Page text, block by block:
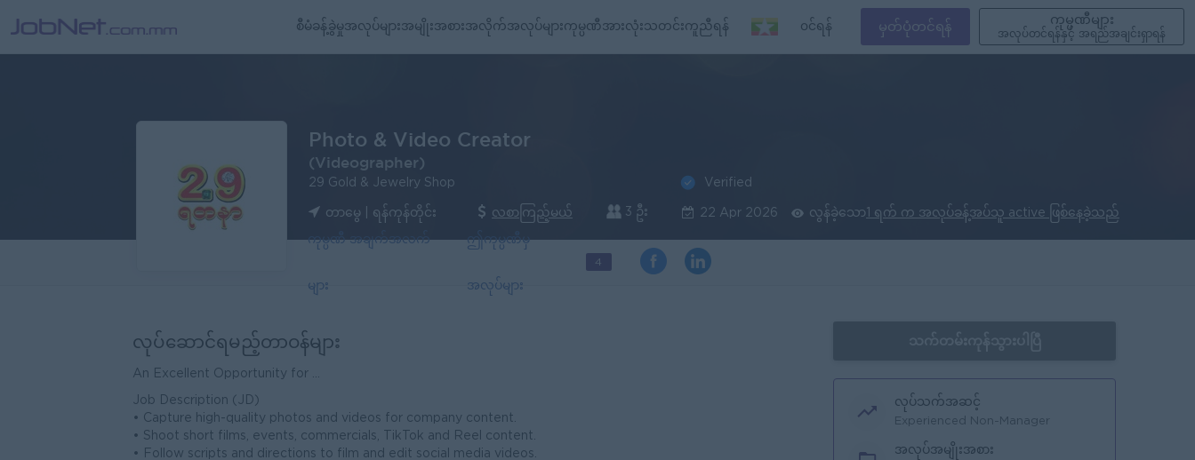
စီမံခန့်ခွဲမှုအလုပ်များအမျိုးအစားအလိုက်အလုပ်များကုမ္ပဏီအားလုံးသတင်းကူညီရန် ၀င်ရန် မှတ်ပုံတင်ရန်
ကုမ္ပဏီများ
အလုပ်တင်ရန်နှင့် အရည်အချင်းရှာရန်
Photo & Video Creator
(Videographer)
29 Gold & Jewelry Shop
တာမွေ | ရန်ကုန်တိုင်း လစာကြည့်မယ် 3 ဦး
Verified
22 Apr 2026 လွန်ခဲ့သော 1 ရက် က အလုပ်ခန့်အပ်သူ active ဖြစ်နေခဲ့သည်
ကုမ္ပဏီ အချက်အလက်
များ
ဤကုမ္ပဏီမှ
အလုပ်များ
4
လုပ်ဆောင်ရမည့်တာဝန်များ
An Excellent Opportunity for ...
Job Description (JD)
• Capture high-quality photos and videos for company content.
• Shoot short films, events, commercials, TikTok and Reel content.
• Follow scripts and directions to film and edit social media videos.
လုပ်သက်အဆင့်
Experienced Non-Manager
အလုပ်အမျိုးအစား